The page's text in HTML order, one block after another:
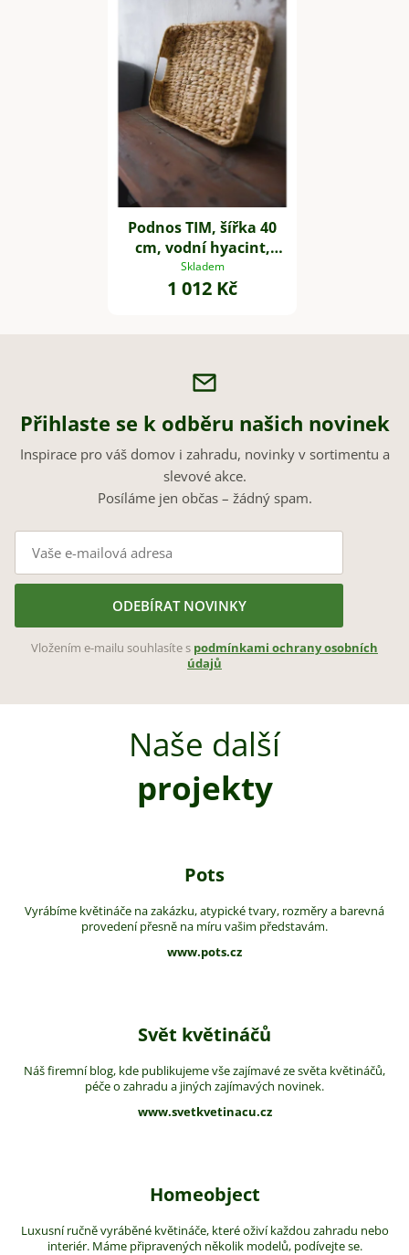
Podnos TIM, šířka 40
cm, vodní hyacint,
natur
Skladem
1 012 Kč
Přihlaste se k odběru našich novinek
Inspirace pro váš domov i zahradu, novinky v sortimentu a
slevové akce.
Posíláme jen občas – žádný spam.
ODEBÍRAT NOVINKY
Vložením e-mailu souhlasíte s podmínkami ochrany osobních
údajů
Naše další
projekty
Pots
Vyrábíme květináče na zakázku, atypické tvary, rozměry a barevná
provedení přesně na míru vašim představám.
www.pots.cz
Svět květináčů
Náš firemní blog, kde publikujeme vše zajímavé ze světa květináčů,
péče o zahradu a jiných zajímavých novinek.
www.svetkvetinacu.cz
Homeobject
Luxusní ručně vyráběné květináče, které oživí každou zahradu nebo
interiér. Máme připravených několik modelů, podívejte se.